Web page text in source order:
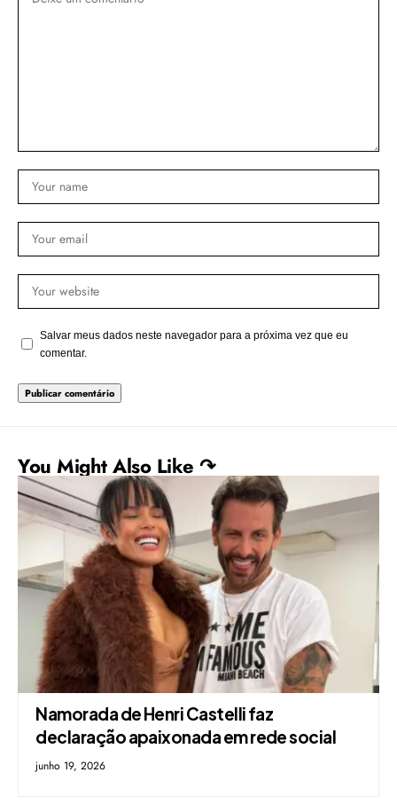
Salvar meus dados neste navegador para a próxima vez que eu
comentar.
You Might Also Like ↷
Namorada de Henri Castelli faz
declaração apaixonada em rede social
junho 19, 2026